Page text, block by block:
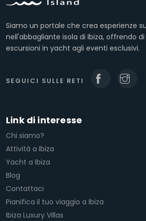
Siamo un portale che crea esperienze
nell'abbagliante isola di Ibiza, offrendo
escursioni in yacht agli eventi esclusivi.
SEGUICI SULLE RETI
Link di interesse
Chi siamo?
Attività a Ibiza
Yacht a Ibiza
Blog
Contattaci
Pianifica il tuo viaggio a Ibiza
Ibiza Luxury Villas